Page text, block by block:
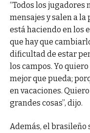
“Todos los jugadores
mensajes y salen a la
está haciendo en los
que hay que
dificultad de estar
los campos. Yo
mejor que pueda;
en vacaciones.
grandes cosas”, dijo.
Además, el brasileño